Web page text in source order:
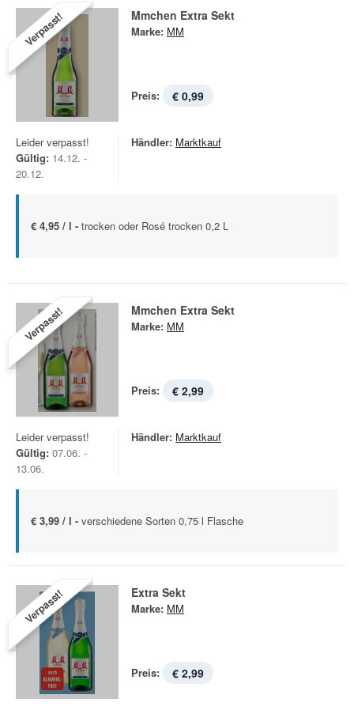
Verpasst! Mmchen Extra Sekt
Marke: MM
Preis: € 0,99
Leider verpasst!
Gültig: 14.12. -
20.12.
Händler: Marktkauf
€ 4,95 / l - trocken oder Rosé trocken 0,2 L
Verpasst! Mmchen Extra Sekt
Marke: MM
Preis: € 2,99
Leider verpasst!
Gültig: 07.06. -
13.06.
Händler: Marktkauf
€ 3,99 / l - verschiedene Sorten 0,75 l Flasche
Verpasst! Extra Sekt
Marke: MM
Preis: € 2,99